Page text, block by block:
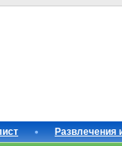
Развлечения